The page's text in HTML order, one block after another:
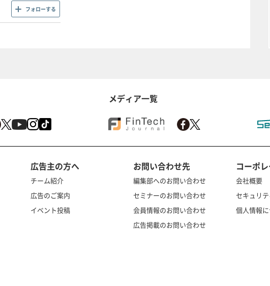
フォローする
メディア一覧
広告主の方へ
チーム紹介
広告のご案内
イベント投稿
お問い合わせ先
編集部へのお問い合わせ
セミナーのお問い合わせ
会員情報のお問い合わせ
広告掲載のお問い合わせ
コーポ
会社概要
セキュリ
個人情報